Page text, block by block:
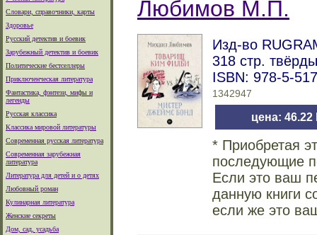
Словари, справочники, карты
Здоровье
Русский детектив и боевик
Зарубежный детектив и боевик
Политические бестселлеры
Приключенческая литература
Фантастика, фэнтези, мифы и
легенды
Русская классика
Классика мировой литературы
Современная русская литература
Современная зарубежная
литература
Литература для детей и о детях
Любовный роман
Кулинарная литература
Женские секреты
Дом, сад, усадьба
Любимов М.П.
Изд-во
318 стр.
ISBN: 978-5-
1342947
цена: 46.22
* Приобретая
последующие
Если это ваш
данную книги
если же это